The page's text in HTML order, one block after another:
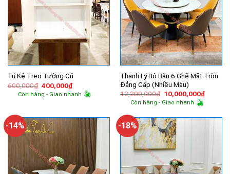
Tủ Kệ Treo Tường Cũ
600,000₫ Giá
gốc
là:
400,000₫Giá
hiện
tại
Còn hàng - Giao nhanh
Thanh Lý Bộ Bàn 6 Ghế Mặt Tròn
Đẳng Cấp (Nhiều Màu)
12,200,000₫ Giá
gốc
là:
10,000,000₫Giá
hiện
Còn hàng - Giao nhanh
-14% -18%